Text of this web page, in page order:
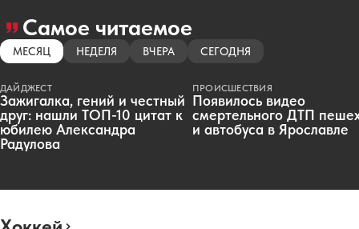
Самое читаемое
МЕСЯЦ НЕДЕЛЯ ВЧЕРА СЕГОДНЯ
ДАЙДЖЕСТ
Зажигалка, гений и честный
друг: нашли ТОП-10 цитат к
юбилею Александра
Радулова
ПРОИСШЕСТВИЯ
Появилось видео
смертельного ДТП
и автобуса в Ярославле